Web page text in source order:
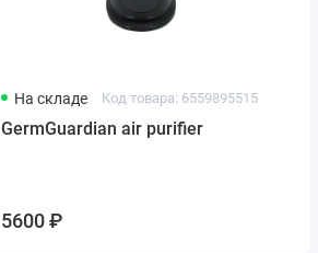
На складе Код товара: 6559895515
GermGuardian air purifier
5600 ₽